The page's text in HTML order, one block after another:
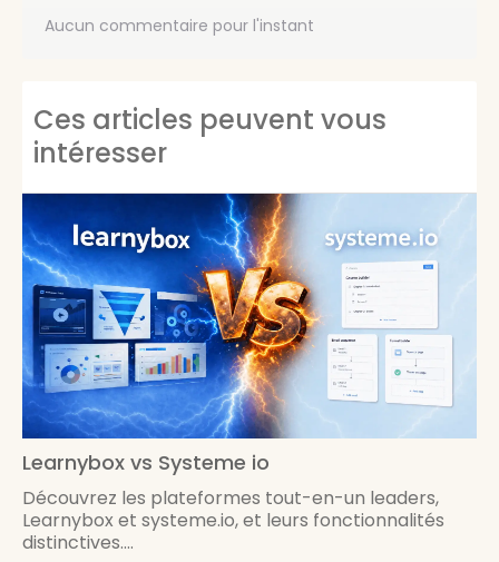
Aucun commentaire pour l'instant
Ces articles peuvent vous
intéresser
Learnybox vs Systeme io
Découvrez les plateformes tout-en-un leaders,
Learnybox et systeme.io, et leurs fonctionnalités
distinctives....